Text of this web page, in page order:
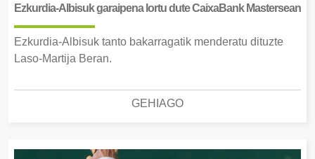
Ezkurdia-Albisuk garaipena lortu dute CaixaBank Mastersean
Ezkurdia-Albisuk tanto bakarragatik menderatu dituzte
Laso-Martija Beran.
GEHIAGO